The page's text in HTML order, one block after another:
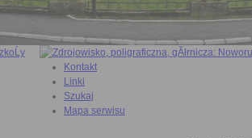
Kontakt
Linki
Szukaj
Mapa serwisu